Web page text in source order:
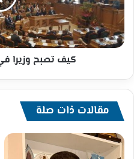
تقبل
الهزيمة)
بمشاركة
جمعيات
الدمج
الدنمارك
؟
كيف تصبح وزيرا
مقالات ذات صلة